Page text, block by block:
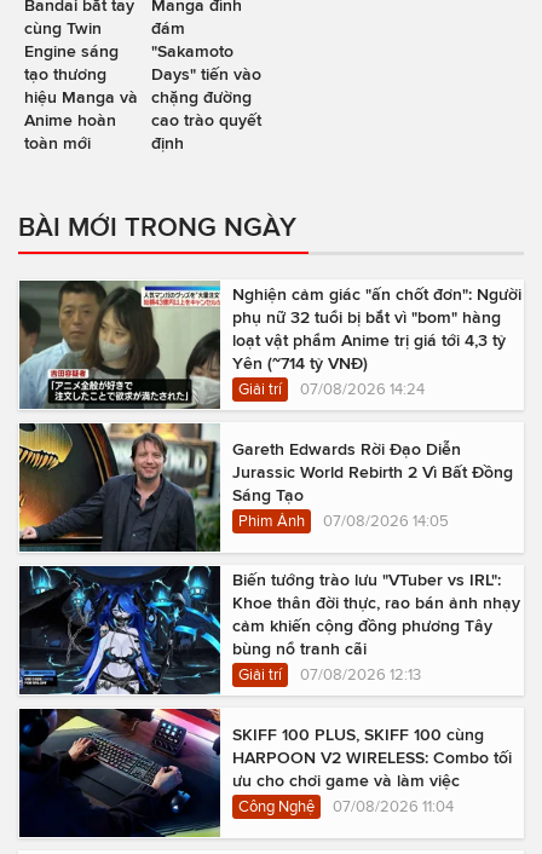
Bandai bắt tay
cùng Twin
Engine sáng
tạo thương
hiệu Manga và
Anime hoàn
toàn mới
Manga đình
đám
"Sakamoto
Days" tiến vào
chặng đường
cao trào quyết
định
BÀI MỚI TRONG NGÀY
Nghiện cảm giác "ấn chốt đơn": Người
phụ nữ 32 tuổi bị bắt vì "bom" hàng
loạt vật phẩm Anime trị giá tới 4,3 tỷ
Yên (~714 tỷ VNĐ)
Giải trí 07/08/2026 14:24
Gareth Edwards Rời Đạo Diễn
Jurassic World Rebirth 2 Vì Bất Đồng
Sáng Tạo
Phim Ảnh 07/08/2026 14:05
Biến tướng trào lưu "VTuber vs IRL":
Khoe thân đời thực, rao bán ảnh nhạy
cảm khiến cộng đồng phương Tây
bùng nổ tranh cãi
Giải trí 07/08/2026 12:13
SKIFF 100 PLUS, SKIFF 100 cùng
HARPOON V2 WIRELESS: Combo tối
ưu cho chơi game và làm việc
Công Nghệ 07/08/2026 11:04